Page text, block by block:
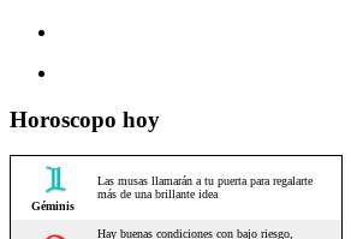
Horoscopo hoy